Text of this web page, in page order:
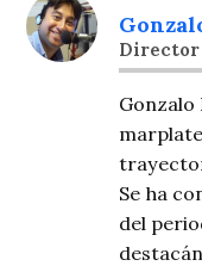
Gonzalo
Se ha
del